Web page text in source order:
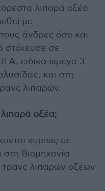
λιπαρά οξέα
με
άνδρες όσο και
στόχευσε σε
ειδικά ωμέγα 3
και στη
λιπαρών.
λιπαρά οξέα;
κυρίως σε
Βιομηχανία
τρανς λιπαρών οξέων